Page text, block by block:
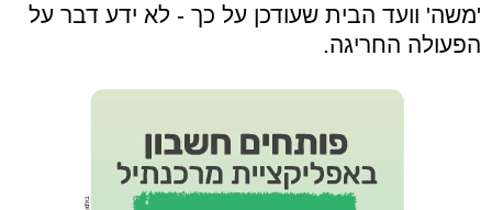
'משה' וועד הבית שעודכן על כך - לא ידע דבר על
הפעולה החריגה.